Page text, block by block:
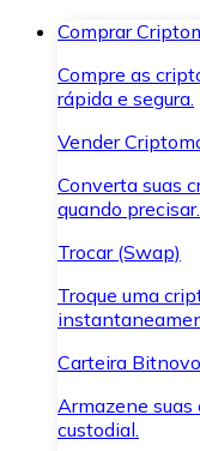
Comprar
Compre as
rápida e segura.
Vender
Converta suas
quando precisar.
Trocar (Swap)
Troque uma
Carteira Bitnovo
Armazene
custodial.